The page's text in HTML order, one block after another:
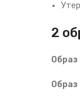
2
Образ
Образ